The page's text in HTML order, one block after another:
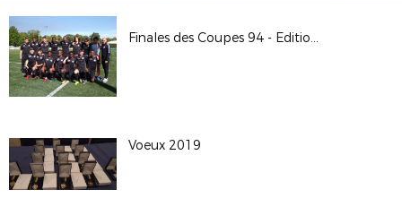
Finales des Coupes 94 - Edition 2019
Voeux 2019